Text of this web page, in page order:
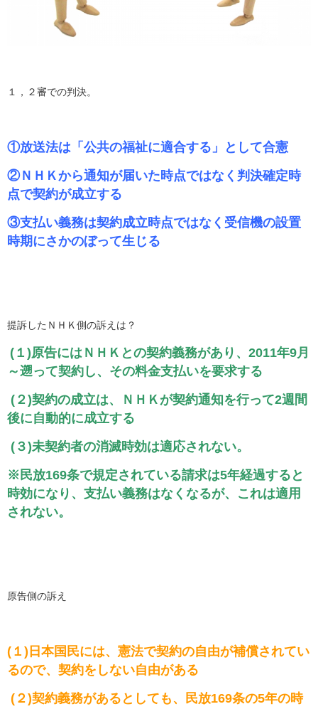
１，２審での判決。
①放送法は「公共の福祉に適合する」として合憲
②ＮＨＫから通知が届いた時点ではなく判決確定時
点で契約が成立する
③支払い義務は契約成立時点ではなく受信機の設置
時期にさかのぼって生じる
提訴したＮＨＫ側の訴えは？
(１)原告にはＮＨＫとの契約義務があり、2011年9月
～遡って契約し、その料金支払いを要求する
(２)契約の成立は、ＮＨＫが契約通知を行って2週間
後に自動的に成立する
(３)未契約者の消滅時効は適応されない。
※民放169条で規定されている請求は5年経過すると
時効になり、支払い義務はなくなるが、これは適用
されない。
原告側の訴え
(１)日本国民には、憲法で契約の自由が補償されてい
るので、契約をしない自由がある
(２)契約義務があるとしても、民放169条の5年の時